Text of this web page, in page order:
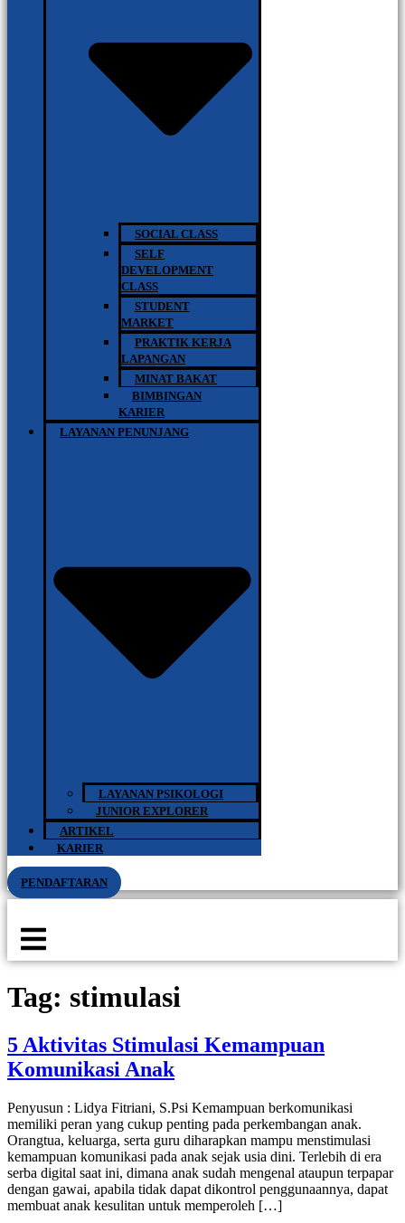
SOCIAL CLASS
SELF
DEVELOPMENT
CLASS
STUDENT
MARKET
PRAKTIK KERJA
LAPANGAN
MINAT BAKAT
BIMBINGAN
KARIER
LAYANAN PENUNJANG
LAYANAN PSIKOLOGI
JUNIOR EXPLORER
ARTIKEL
KARIER
PENDAFTARAN
Tag: stimulasi
5 Aktivitas Stimulasi Kemampuan
Komunikasi Anak
Penyusun : Lidya Fitriani, S.Psi Kemampuan berkomunikasi
memiliki peran yang cukup penting pada perkembangan anak.
Orangtua, keluarga, serta guru diharapkan mampu menstimulasi
kemampuan komunikasi pada anak sejak usia dini. Terlebih di era
serba digital saat ini, dimana anak sudah mengenal ataupun terpapar
dengan gawai, apabila tidak dapat dikontrol penggunaannya, dapat
membuat anak kesulitan untuk memperoleh […]